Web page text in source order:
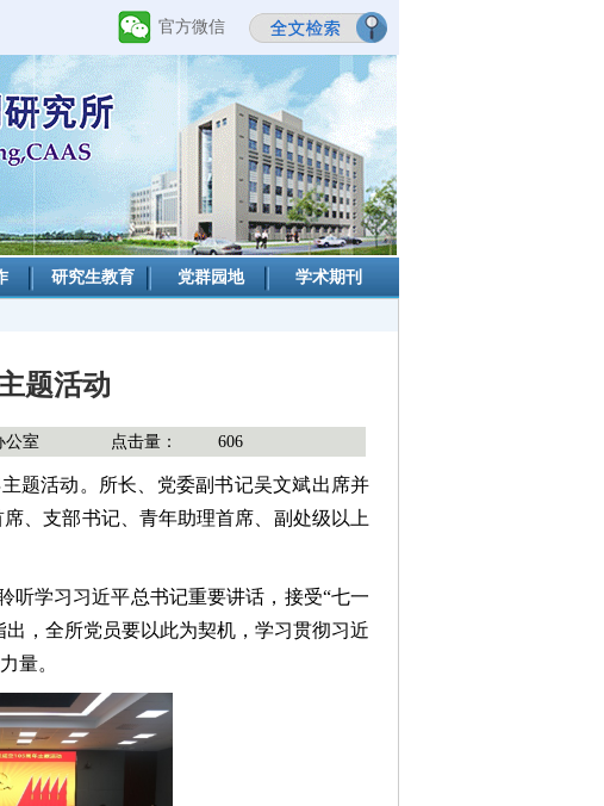
官方微信
研究生教育 党群园地 学术期刊
题活动
公室 点击量： 606
题活动。所长、党委副书记吴文斌出席并
、支部书记、青年助理首席、副处级以上
听学习习近平总书记重要讲话，接受“七一
，全所党员要以此为契机，学习贯彻习近
量。